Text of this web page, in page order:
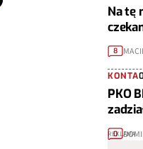
Na tę
8
KONTA
PKO
0